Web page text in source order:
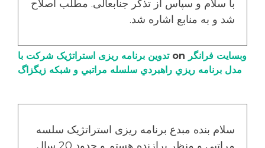
با سلام و سپاس از تذکر جنابعالی. مطلب اصلاح
شد و به منابع اشاره شد.
وبسایت فرانگر
تدوین برنامه ریزی استراتژیک شرکت با
مدل برنامه ریزي راهبردي سلسله مراتبي و شبکه زیگزاگ
سلام بنده مبدع برنامه ریزی استراتژیک سلسه